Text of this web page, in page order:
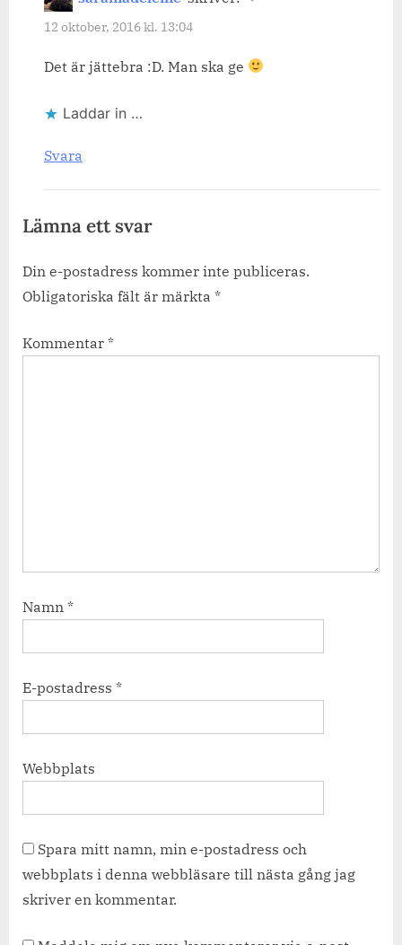
12 oktober, 2016 kl. 13:04
Det är jättebra :D. Man ska ge
Laddar in …
Svara
Lämna ett svar
Din e-postadress kommer inte publiceras.
Obligatoriska fält är märkta *
Kommentar *
Namn *
E-postadress *
Webbplats
Spara mitt namn, min e-postadress och
webbplats i denna webbläsare till nästa gång jag
skriver en kommentar.